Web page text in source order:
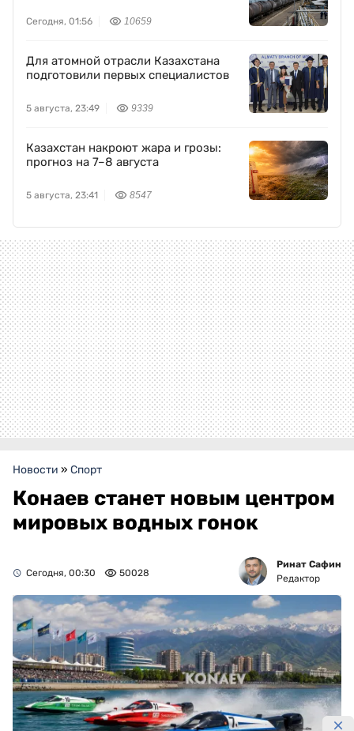
Сегодня, 01:56 10659
Для атомной отрасли Казахстана
подготовили первых специалистов
5 августа, 23:49 9339
Казахстан накроют жара и грозы:
прогноз на 7–8 августа
5 августа, 23:41 8547
Новости » Спорт
Конаев станет новым центром
мировых водных гонок
Сегодня, 00:30 50028
Ринат Сафин
Редактор